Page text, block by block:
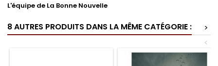
L'équipe de La Bonne Nouvelle
8 AUTRES PRODUITS DANS LA MÊME CATÉGORIE :
>
<